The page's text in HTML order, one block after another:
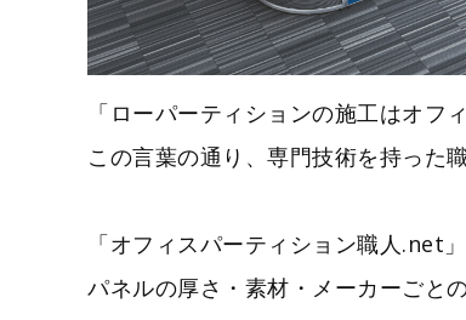
「ローパーティションの施工はオフ
この言葉の通り、専門技術を持った
「オフィスパーティション職人.net
パネルの厚さ・素材・メーカーごと